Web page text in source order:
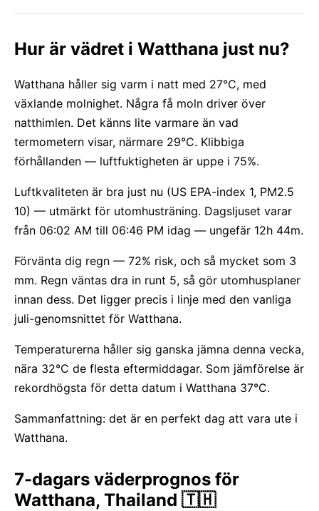
Hur är vädret i Watthana just nu?
Watthana håller sig varm i natt med 27°C, med
växlande molnighet. Några få moln driver över
natthimlen. Det känns lite varmare än vad
termometern visar, närmare 29°C. Klibbiga
förhållanden — luftfuktigheten är uppe i 75%.
Luftkvaliteten är bra just nu (US EPA-index 1, PM2.5
10) — utmärkt för utomhusträning. Dagsljuset varar
från 06:02 AM till 06:46 PM idag — ungefär 12h 44m.
Förvänta dig regn — 72% risk, och så mycket som 3
mm. Regn väntas dra in runt 5, så gör utomhusplaner
innan dess. Det ligger precis i linje med den vanliga
juli-genomsnittet för Watthana.
Temperaturerna håller sig ganska jämna denna vecka,
nära 32°C de flesta eftermiddagar. Som jämförelse är
rekordhögsta för detta datum i Watthana 37°C.
Sammanfattning: det är en perfekt dag att vara ute i
Watthana.
7-dagars väderprognos för
Watthana, Thailand 🇹🇭